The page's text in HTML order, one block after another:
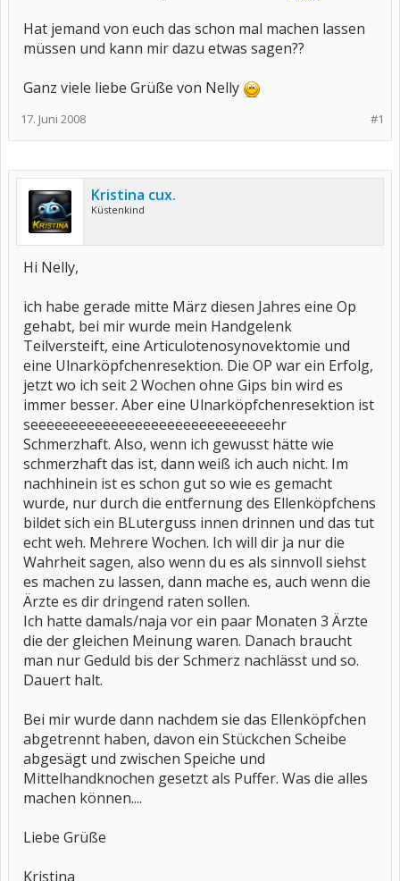
Hat jemand von euch das schon mal machen lassen
müssen und kann mir dazu etwas sagen??
Ganz viele liebe Grüße von Nelly
#1
17. Juni 2008
Kristina cux.
Küstenkind
Hi Nelly,
ich habe gerade mitte März diesen Jahres eine Op
gehabt, bei mir wurde mein Handgelenk
Teilversteift, eine Articulotenosynovektomie und
eine Ulnarköpfchenresektion. Die OP war ein Erfolg,
jetzt wo ich seit 2 Wochen ohne Gips bin wird es
immer besser. Aber eine Ulnarköpfchenresektion ist
seeeeeeeeeeeeeeeeeeeeeeeeeeeeeehr
Schmerzhaft. Also, wenn ich gewusst hätte wie
schmerzhaft das ist, dann weiß ich auch nicht. Im
nachhinein ist es schon gut so wie es gemacht
wurde, nur durch die entfernung des Ellenköpfchens
bildet sich ein BLuterguss innen drinnen und das tut
echt weh. Mehrere Wochen. Ich will dir ja nur die
Wahrheit sagen, also wenn du es als sinnvoll siehst
es machen zu lassen, dann mache es, auch wenn die
Ärzte es dir dringend raten sollen.
Ich hatte damals/naja vor ein paar Monaten 3 Ärzte
die der gleichen Meinung waren. Danach braucht
man nur Geduld bis der Schmerz nachlässt und so.
Dauert halt.
Bei mir wurde dann nachdem sie das Ellenköpfchen
abgetrennt haben, davon ein Stückchen Scheibe
abgesägt und zwischen Speiche und
Mittelhandknochen gesetzt als Puffer. Was die alles
machen können....
Liebe Grüße
Kristina